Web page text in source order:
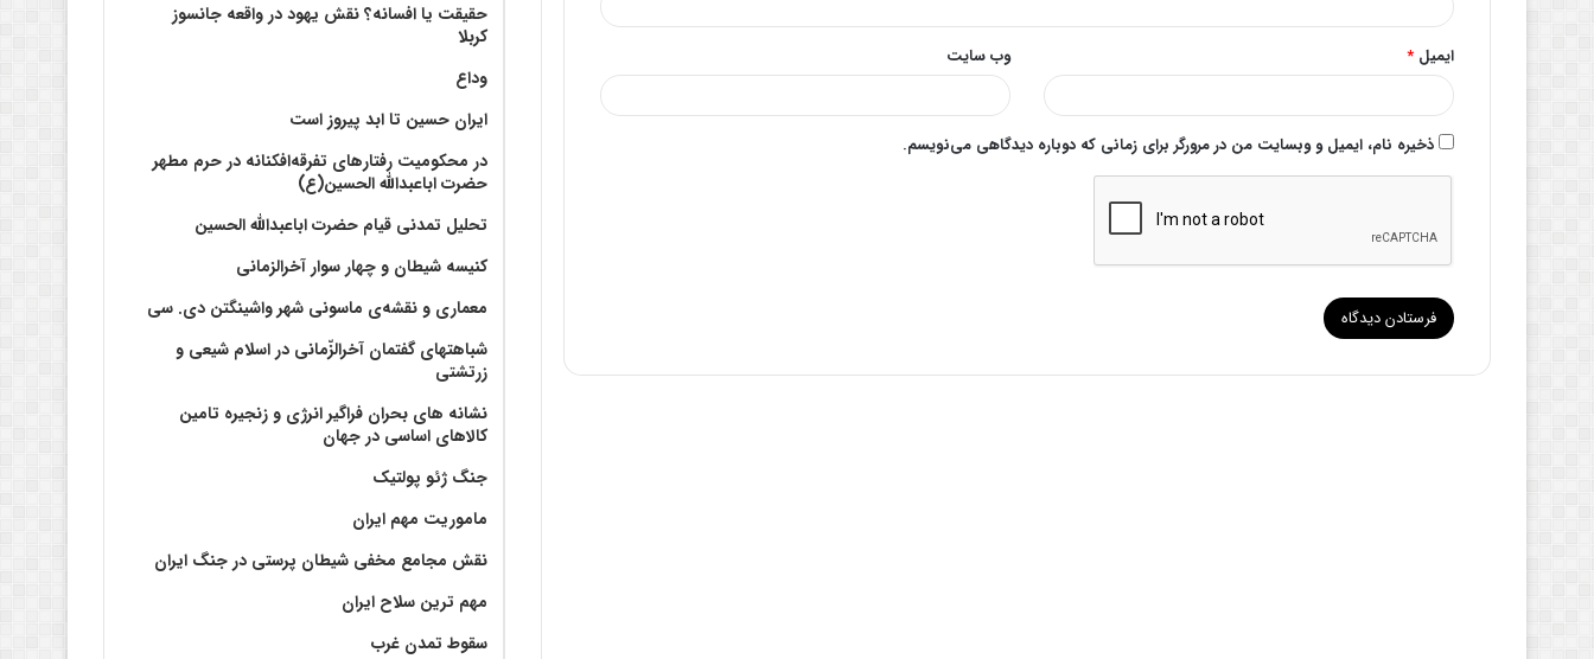
ایمیل * وب‌ سایت
ذخیره نام، ایمیل و وبسایت من در مرورگر برای زمانی که دوباره دیدگاهی می‌نویسم.
حقیقت یا افسانه؟‌ نقش یهود در واقعه جانسوز
کربلا
وداع
ایران حسین تا ابد پیروز است
در محکومیت رفتارهای تفرقه‌افکنانه در حرم مطهر
حضرت اباعبدالله الحسین(ع)
تحلیل تمدنی قیام حضرت اباعبدالله الحسین
کنیسه شیطان و چهار سوار آخرالزمانی
معماری و نقشه‌ی ماسونی شهر واشينگتن دی. سی
شباهتهای گفتمان آخر‌الزّمانی در اسلام شیعی و
زرتشتی
نشانه های بحران فراگیر انرژی و زنجیره تامین
کالاهای اساسی در جهان
جنگ ژئو پولتیک
ماموریت مهم ایران
نقش مجامع مخفی شیطان پرستی در جنگ ایران
مهم ترین سلاح ایران
سقوط تمدن غرب